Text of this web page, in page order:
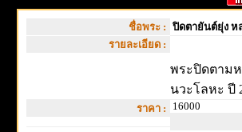
ชื่อพระ : ปิดตายันต์ยุ่ง ห
รายละเอียด :
พระปิดตาม
นวะโลหะ ปี
ราคา : 16000